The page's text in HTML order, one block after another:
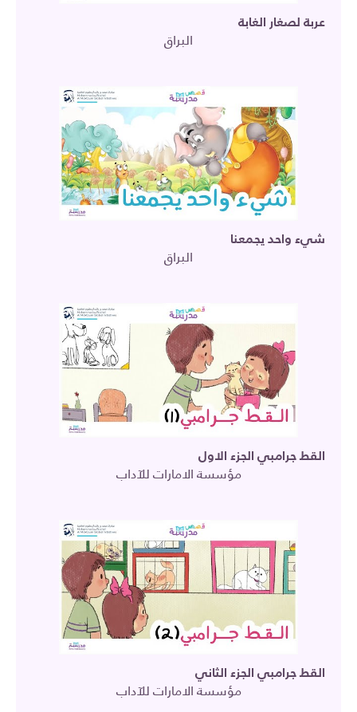
عربة لصغار الغابة
البراق
شيء واحد يجمعنا
البراق
القط جرامبي الجزء الاول
مؤسسة الامارات للآداب
القط جرامبي الجزء الثاني
مؤسسة الامارات للآداب